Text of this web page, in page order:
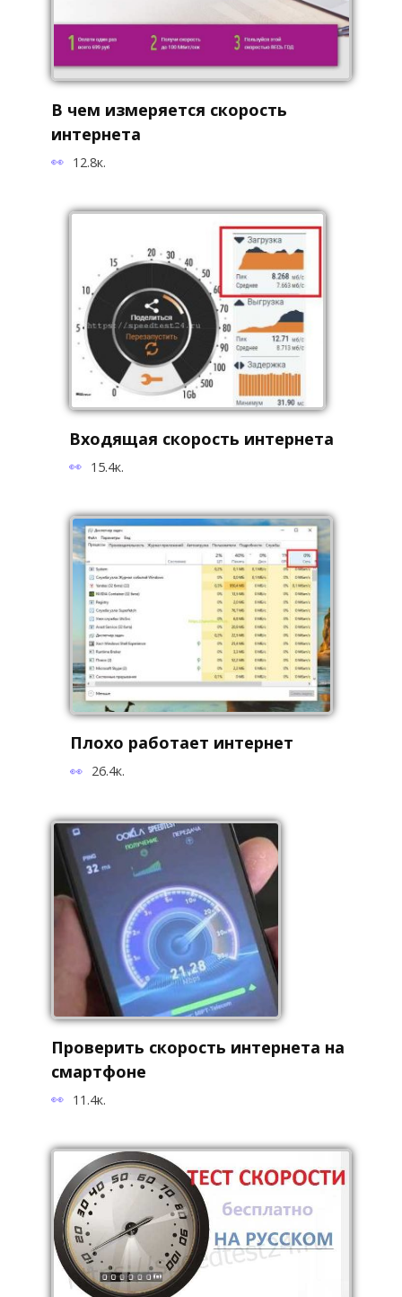
В чем измеряется скорость
интернета
12.8к.
Входящая скорость интернета
15.4к.
Плохо работает интернет
26.4к.
Проверить скорость интернета на
смартфоне
11.4к.